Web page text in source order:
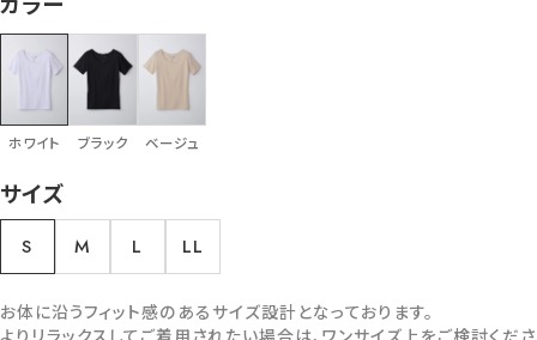
ホワイト ブラック ベージュ
サイズ
S M L LL
お体に沿うフィット感のあるサイズ設計となっております。
よりリラックスしてご着用されたい場合は、ワンサイズ上をご検討くださ